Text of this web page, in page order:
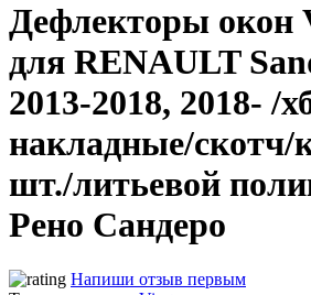
Дефлекторы окон
для RENAULT
2013-2018, 2018- /
накладные/скотч/
шт./литьевой
Рено Сандеро
Напиши отзыв первым